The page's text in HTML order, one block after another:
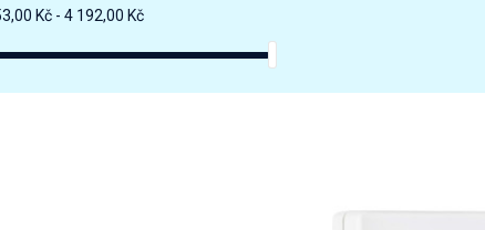
Kč - 4 192,00 Kč